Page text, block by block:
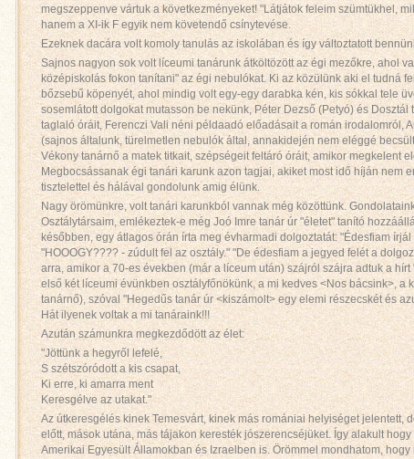
megszeppenve vártuk a következményeket! "Látjátok feleim szümtükhel,
hanem a XI-ik F egyik nem követendő csínytevése.
Ezeknek dacára volt komoly tanulás az iskolában és így változtatott
Sajnos nagyon sok volt líceumi tanárunk átköltözött az égi mezőkre, ahol
középiskolás fokon tanítani" az égi nebulókat. Ki az közülünk aki el tudná
bőzsebű köpenyét, ahol mindig volt egy-egy darabka kén, kis sókkal tele
sosemlátott dolgokat mutasson be nekünk, Péter Dezső (Petyó) és
taglaló óráit, Ferenczi Vali néni példaadó előadásait a román irodalomról,
(sajnos általunk, türelmetlen nebulók által, annakidején nem eléggé
Vékony tanárnő a matek titkait, szépségeit feltáró óráit, amikor megkelent
Megbocsássanak égi tanári karunk azon tagjai, akiket most idő híján nem
tisztelettel és hálával gondolunk amig élünk.
Nagy örömünkre, volt tanári karunkból vannak még közöttünk.
Osztálytársaim, emlékeztek-e még Joó Imre tanár úr "életet" tanító
későbben, egy átlagos órán írta meg évharmadi dolgoztatát: "Édesfiam
"HOOOGY???? - zúdult fel az osztály." "De édesfiam a jegyed felét a
arra, amikor a 70-es években (már a líceum után) szájról szájra adtuk a
első két líceumi évünkben osztályfőnökünk, a mi kedves <Nos bácsink>, a
tanárnő), szóval "Hegedűs tanár úr <kiszámolt> egy elemi részecskét és
Hát ilyenek voltak a mi tanáraink!!!
Azután számunkra megkezdődött az élet:
"Jöttünk a hegyről lefelé,
S szétszóródott a kis csapat,
Ki erre, ki amarra ment
Keresgélve az utakat."
Az útkeresgélés kinek Temesvárt, kinek más romániai helyiséget jelentett,
előtt, mások utána, más tájakon keresték jószerencséjüket. Így alakult
Amerikai Egyesült Államokban és Izraelben is. Örömmel mondhatom,